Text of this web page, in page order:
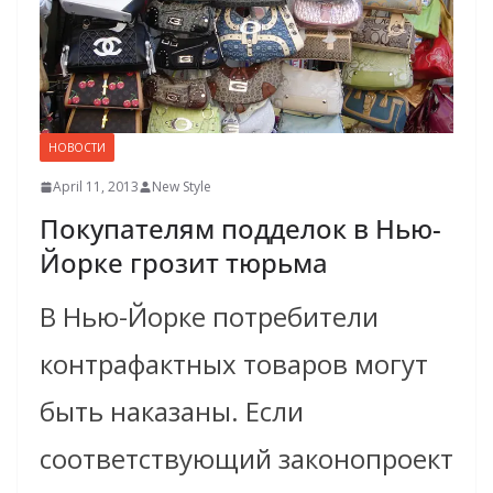
НОВОСТИ
April 11, 2013 New Style
Покупателям подделок в Нью-
Йорке грозит тюрьма
В Нью-Йорке потребители
контрафактных товаров могут
быть наказаны. Если
соответствующий законопроект